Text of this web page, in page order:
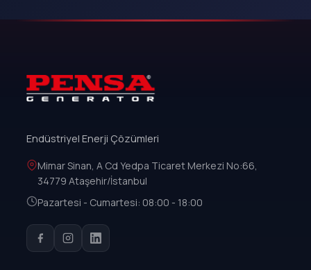
Endüstriyel Enerji Çözümleri
Mimar Sinan, A Cd Yedpa Ticaret Merkezi No:66,
34779 Ataşehir/İstanbul
Pazartesi - Cumartesi: 08:00 - 18:00